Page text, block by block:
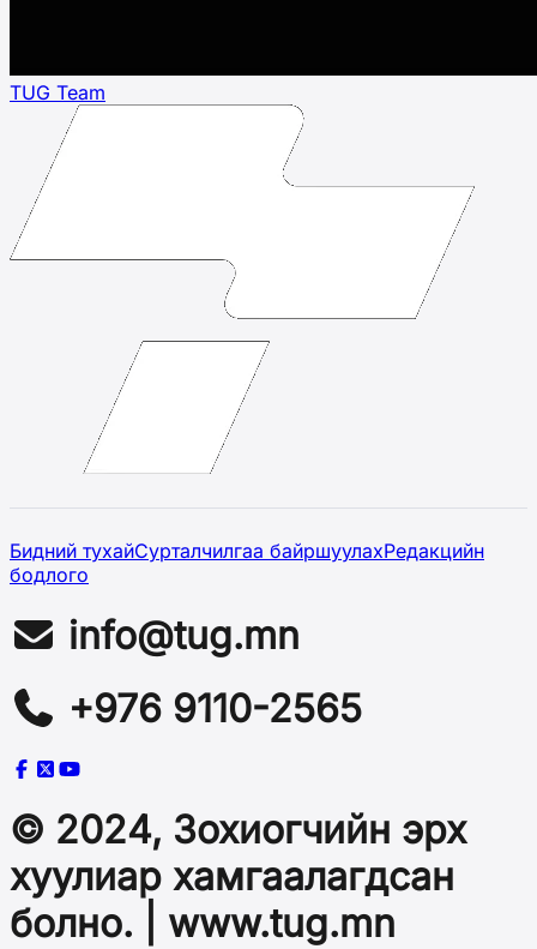
TUG Team
Бидний тухайСурталчилгаа байршуулахРедакцийн
бодлого
info@tug.mn
+976 9110-2565
© 2024, Зохиогчийн эрх
хуулиар хамгаалагдсан
болно. | www.tug.mn